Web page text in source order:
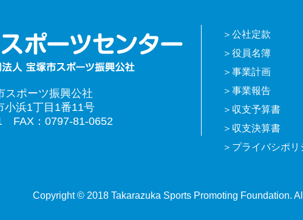
スポーツ振興公社
浜1丁目1番11号
FAX：0797-81-0652
公社定款
役員名簿
事業計画
事業報告
収支予算書
収支決算書
プライバシポリ
Copyright © 2018 Takarazuka Sports Promoting Foundation.